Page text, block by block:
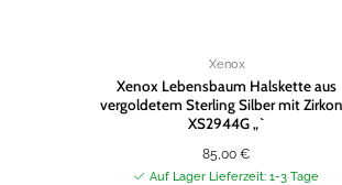
Xenox
Xenox Lebensbaum Halskette aus
vergoldetem Sterling Silber mit
XS2944G „`
85,00€
Auf Lager Lieferzeit: 1-3 Tage